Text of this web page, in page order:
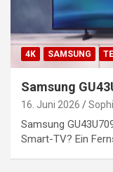
4K SAMSUNG
Samsung
16. Juni 2026
Samsung
Smart-TV? Ein